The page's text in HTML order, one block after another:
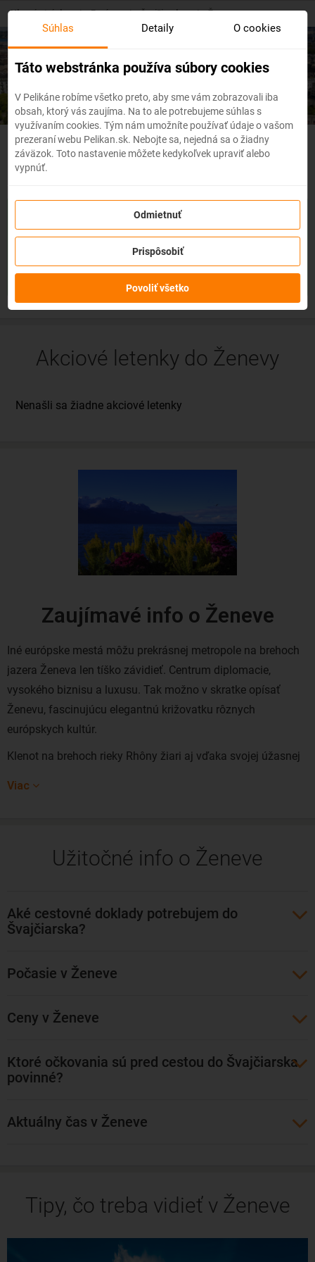
Skip
content
Hlavná stránka / Európa / Švajčiarsko / Ženeva
Lacné letenkyŽeneva
Švajčiarsko - Flexibilné letenky
zmena z akéhokoľvek dôvodu
letenky do 3 dní pred odletombez udania dôvodu!Po
zakúpení služby získate na zmenu údajov na letenke k
dispozíciikredit vo výške až 80% ceny z rezervácie.Službu si
môžete zakúpiť priamo pri procese rezervácie letenky.
Akciové letenky do Ženevy
Zaujímavé info o Ženeve
Iné európske mestá môžu prekrásnej metropole na brehoch
jazera Ženeva len tíško závidieť. Centrum diplomacie,
vysokého biznisu a luxusu. Tak možno v skratke opísať
Ženevu, fascinujúcu elegantnú križovatku rôznych
európskych kultúr.
Klenot na brehoch rieky Rhôny žiari aj vďaka svojej úžasnej
milovníka prírody či športu. Ženeva je jednoducho ideálnym
Ženevy najčastejšie kúpite z Viedne, Budapešti a z Prahy.
Lety sú buď priame, alebo s jedným prestupom. Priamy let
spoločnosti: Swiss International Air Lines, EasyJet, Austrian
Airlines a Alitalia. S prestupom môžete letieť aj z Košíc so
letiskom v Ženeve je Letisko Ženeva, známe aj ako Geneve
Cointrin.
Viac
Užitočné info o Ženeve
Aké cestovné doklady potrebujem do
Švajčiarska?
Počasie v Ženeve
Ceny v Ženeve
Ktoré očkovania sú pred cestou do Švajčiarska
povinné?
Aktuálny čas v Ženeve
Tipy, čo treba vidieť v Ženeve
Súhlas Detaily O cookies
Táto webstránka používa súbory cookies
V Pelikáne robíme všetko preto, aby sme vám zobrazovali iba
obsah, ktorý vás zaujíma. Na to ale potrebujeme súhlas s
využívaním cookies. Tým nám umožníte používať údaje o vašom
prezeraní webu Pelikan.sk. Nebojte sa, nejedná sa o žiadny
záväzok. Toto nastavenie môžete kedykoľvek upraviť alebo
vypnúť.
Odmietnuť
Prispôsobiť
Povoliť všetko